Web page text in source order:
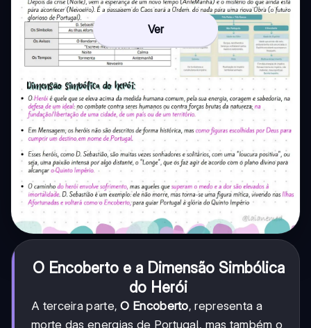
Ver
O Encoberto e a Dimensão Simbólica
do Herói
A terceira parte,O Encoberto, representa a
morte das energias de Portugal, mas também o